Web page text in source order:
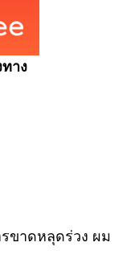
ก้
งอก
ด
าง
ขาดหลุดร่วง ผม